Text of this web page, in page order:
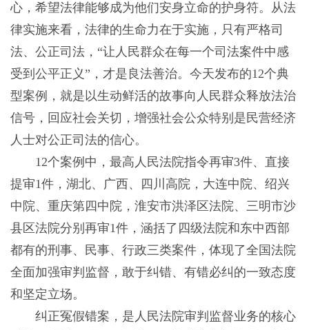
心，希望法律能够成为他们安身立命的护身符。从法
律实施来看，法律的生命力在于实施，只有严格司
法、公正司法，“让人民群众在每一个司法案件中感
受到公平正义”，才是良法善治。今天发布的12个典
型案例，就是以生动鲜活的故事向人民群众释放法治
信号，回应社会关切，增强社会公众特别是民营经济
人士对公正司法的信心。
12个案例中，最高人民法院指令再审3件、直接
提审1件，湖北、广西、四川高院，大连中院、绍兴
中院、重庆第四中院，淮安市洪泽区法院、三明市沙
县区法院分别再审1件，涵括了四级法院和东中西部
都有的刑事、民事、行政三类案件，体现了全国法院
全面加强审判监督，敢于纠错、有错必纠的一致态度
和坚定立场。
纠正冤假错案，是人民法院审判监督业务的核心